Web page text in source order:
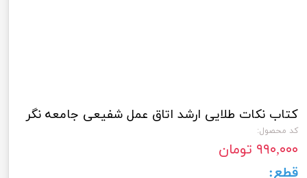
کتاب نکات طلایی ارشد اتاق عمل شفیعی جامعه نگر
کد محصول:
۹۹۰,۰۰۰ تومان
قطع: